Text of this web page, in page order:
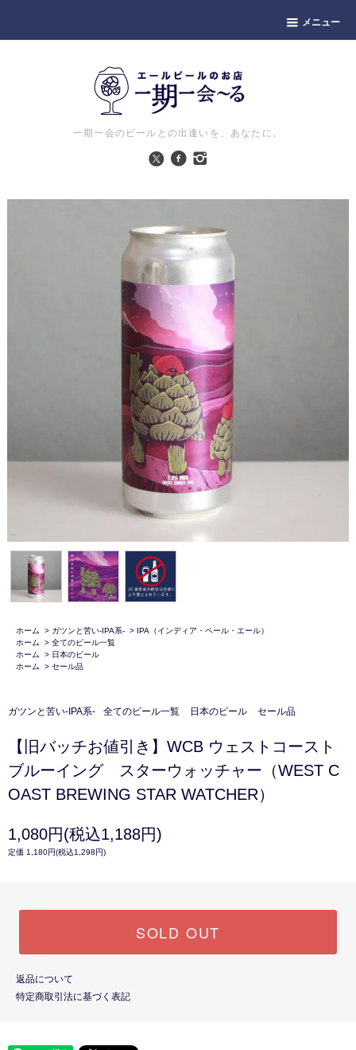
メニュー
一期一会のビールとの出逢いを、あなたに。
ホーム > ガツンと苦い-IPA系- >
IPA（インディア・ペール・エール）
ホーム
> 全てのビール一覧
ホーム
> 日本のビール
ホーム
> セール品
ガツンと苦い-IPA系- 全てのビール一覧 日本のビール セール品
【旧バッチお値引き】WCB ウェストコースト
ブルーイング スターウォッチャー（WEST C
OAST BREWING STAR WATCHER）
1,080円(税込1,188円)
定価 1,180円(税込1,298円)
SOLD OUT
返品について
特定商取引法に基づく表記